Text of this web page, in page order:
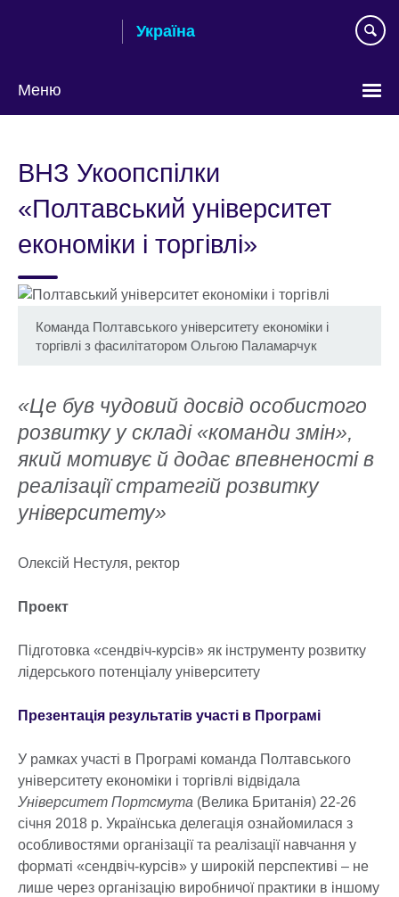
Україна
Меню
language
ВНЗ Укоопспілки
«Полтавський університет
економіки і торгівлі»
Команда Полтавського університету економіки і
торгівлі з фасилітатором Ольгою Паламарчук
«Це був чудовий досвід особистого
розвитку у складі «команди змін»,
який мотивує й додає впевненості в
реалізації стратегій розвитку
університету»
Олексій Нестуля, ректор
Проект
Підготовка «сендвіч-курсів» як інструменту розвитку
лідерського потенціалу університету
Презентація результатів участі в Програмі
У рамках участі в Програмі команда Полтавського
університету економіки і торгівлі відвідала
Університет Портсмута (Велика Британія) 22-26
січня 2018 р. Українська делегація ознайомилася з
особливостями організації та реалізації навчання у
форматі «сендвіч-курсів» у широкій перспективі – не
лише через організацію виробничої практики в іншому